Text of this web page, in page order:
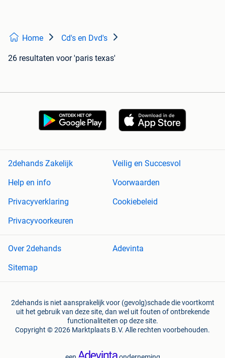
Home Cd's en Dvd's
26 resultaten voor 'paris texas'
2dehands Zakelijk
Veilig en Succesvol
Help en info
Voorwaarden
Privacyverklaring
Cookiebeleid
Privacyvoorkeuren
Over 2dehands
Adevinta
Sitemap
2dehands is niet aansprakelijk voor (gevolg)schade die voortkomt
uit het gebruik van deze site, dan wel uit fouten of ontbrekende
functionaliteiten op deze site.
Copyright © 2026 Marktplaats B.V. Alle rechten voorbehouden.